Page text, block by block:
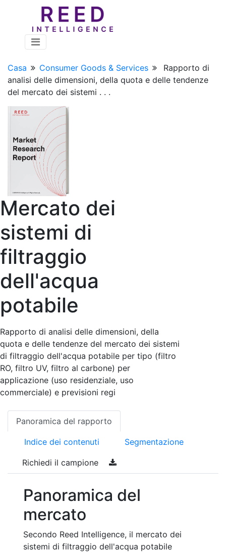
Casa Consumer Goods & Services
Rapporto di
analisi delle dimensioni, della quota e delle tendenze
del mercato dei sistemi . . .
Mercato dei
sistemi di
filtraggio
dell'acqua
potabile
Rapporto di analisi delle dimensioni, della
quota e delle tendenze del mercato dei sistemi
di filtraggio dell'acqua potabile per tipo (filtro
RO, filtro UV, filtro al carbone) per
applicazione (uso residenziale, uso
commerciale) e previsioni regi
Panoramica del rapporto
Indice dei contenuti Segmentazione
Richiedi il campione
Panoramica del
mercato
Secondo Reed Intelligence, il mercato dei
sistemi di filtraggio dell'acqua potabile